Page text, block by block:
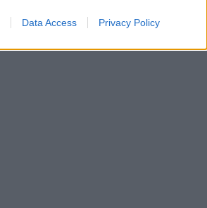
Data Access Privacy Policy